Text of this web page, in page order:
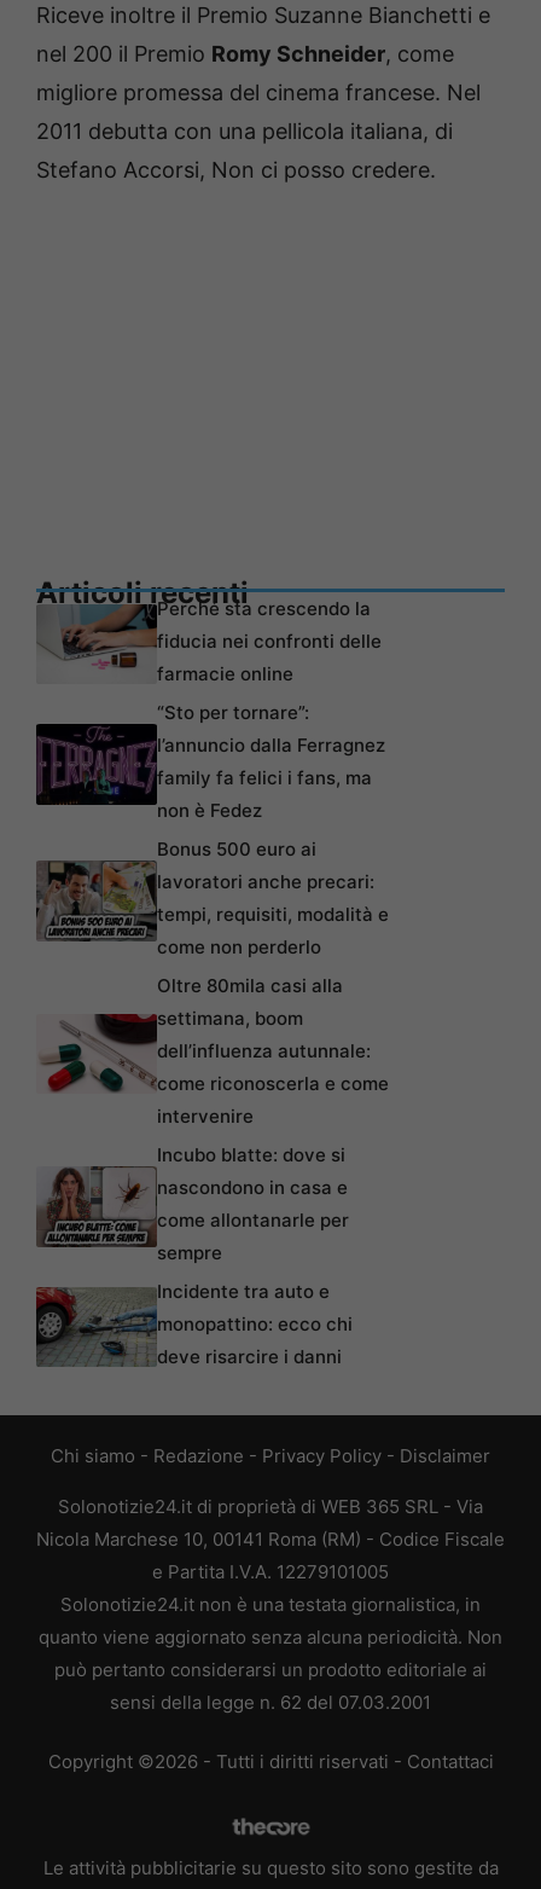
Riceve inoltre il Premio Suzanne Bianchetti e
nel 200 il Premio Romy Schneider, come
migliore promessa del cinema francese. Nel
2011 debutta con una pellicola italiana, di
Stefano Accorsi, Non ci posso credere.
Articoli recentiPerché sta crescendo la
fiducia nei confronti delle
farmacie online
“Sto per tornare”:
l’annuncio dalla Ferragnez
family fa felici i fans, ma
non è Fedez
Bonus 500 euro ai
lavoratori anche precari:
tempi, requisiti, modalità e
come non perderlo
Oltre 80mila casi alla
settimana, boom
dell’influenza autunnale:
come riconoscerla e come
intervenire
Incubo blatte: dove si
nascondono in casa e
come allontanarle per
sempre
Incidente tra auto e
monopattino: ecco chi
deve risarcire i danni
Chi siamo - Redazione - Privacy Policy - Disclaimer
Solonotizie24.it di proprietà di WEB 365 SRL - Via
Nicola Marchese 10, 00141 Roma (RM) - Codice Fiscale
e Partita I.V.A. 12279101005
Solonotizie24.it non è una testata giornalistica, in
quanto viene aggiornato senza alcuna periodicità. Non
può pertanto considerarsi un prodotto editoriale ai
sensi della legge n. 62 del 07.03.2001
Copyright ©2026 - Tutti i diritti riservati - Contattaci
Le attività pubblicitarie su questo sito sono gestite da